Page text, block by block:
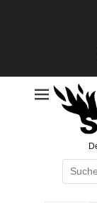
Suche
nach: